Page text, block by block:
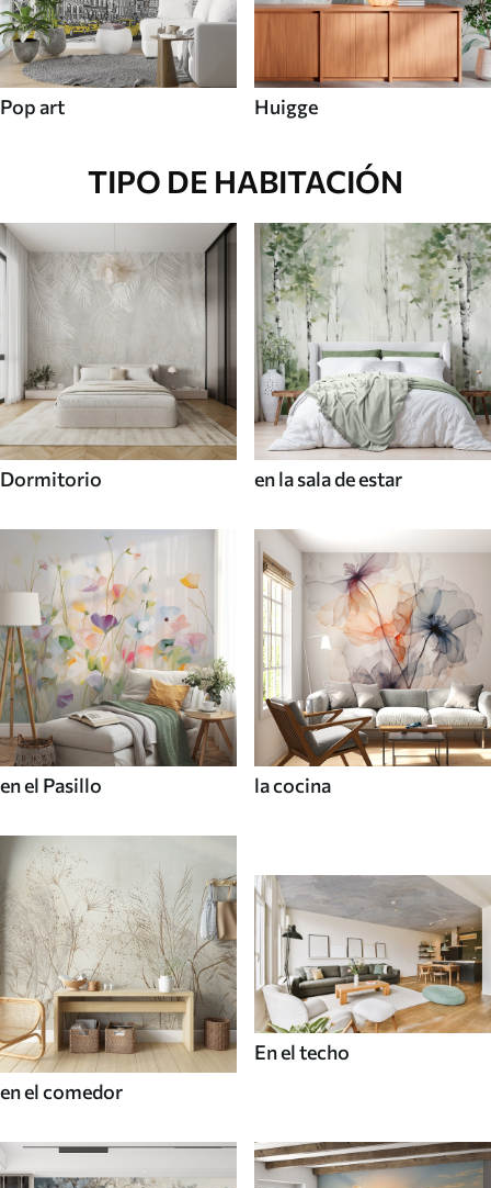
Pop art Huigge
TIPO DE HABITACIÓN
Dormitorio en la sala de estar
en el Pasillo la cocina
en el comedor
En el techo